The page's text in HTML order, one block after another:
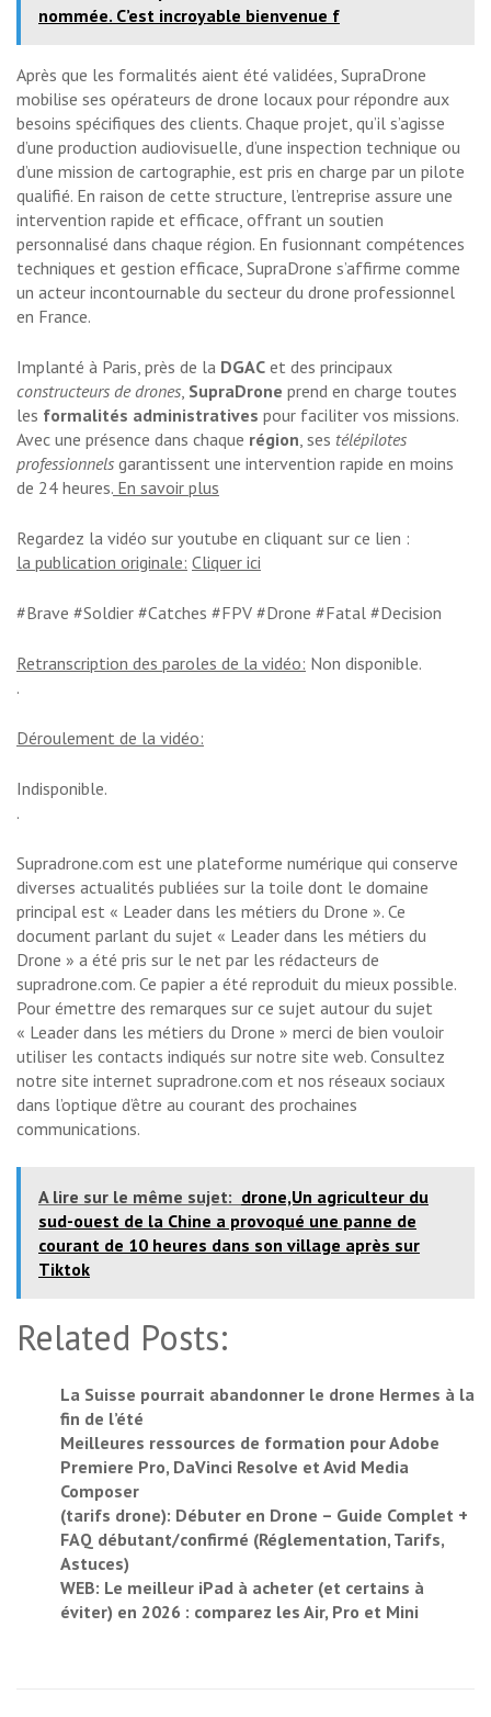
nommée. C’est incroyable bienvenue f
Après que les formalités aient été validées, SupraDrone
mobilise ses opérateurs de drone locaux pour répondre aux
besoins spécifiques des clients. Chaque projet, qu’il s’agisse
d’une production audiovisuelle, d’une inspection technique ou
d’une mission de cartographie, est pris en charge par un pilote
qualifié. En raison de cette structure, l’entreprise assure une
intervention rapide et efficace, offrant un soutien
personnalisé dans chaque région. En fusionnant compétences
techniques et gestion efficace, SupraDrone s’affirme comme
un acteur incontournable du secteur du drone professionnel
en France.
Implanté à Paris, près de la DGAC et des principaux
constructeurs de drones, SupraDrone prend en charge toutes
les formalités administratives pour faciliter vos missions.
Avec une présence dans chaque région, ses télépilotes
professionnels garantissent une intervention rapide en moins
de 24 heures. En savoir plus
Regardez la vidéo sur youtube en cliquant sur ce lien :
la publication originale: Cliquer ici
#Brave #Soldier #Catches #FPV #Drone #Fatal #Decision
Retranscription des paroles de la vidéo: Non disponible.
.
Déroulement de la vidéo:
Indisponible.
.
Supradrone.com est une plateforme numérique qui conserve
diverses actualités publiées sur la toile dont le domaine
principal est « Leader dans les métiers du Drone ». Ce
document parlant du sujet « Leader dans les métiers du
Drone » a été pris sur le net par les rédacteurs de
supradrone.com. Ce papier a été reproduit du mieux possible.
Pour émettre des remarques sur ce sujet autour du sujet
« Leader dans les métiers du Drone » merci de bien vouloir
utiliser les contacts indiqués sur notre site web. Consultez
notre site internet supradrone.com et nos réseaux sociaux
dans l’optique d’être au courant des prochaines
communications.
A lire sur le même sujet: drone,Un agriculteur du
sud-ouest de la Chine a provoqué une panne de
courant de 10 heures dans son village après sur
Tiktok
Related Posts:
La Suisse pourrait abandonner le drone Hermes à la
fin de l’été
Meilleures ressources de formation pour Adobe
Premiere Pro, DaVinci Resolve et Avid Media
Composer
(tarifs drone): Débuter en Drone – Guide Complet +
FAQ débutant/confirmé (Réglementation, Tarifs,
Astuces)
WEB: Le meilleur iPad à acheter (et certains à
éviter) en 2026 : comparez les Air, Pro et Mini